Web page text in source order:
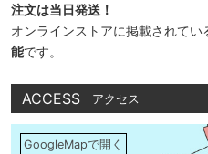
注文は当日発送！
オンラインストアに掲載されてい
能です。
ACCESS アクセス
GoogleMapで開く